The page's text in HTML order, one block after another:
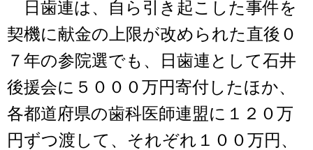
日歯連は、自ら引き起こした事件を
契機に献金の上限が改められた直後０
７年の参院選でも、日歯連として石井
後援会に５０００万円寄付したほか、
各都道府県の歯科医師連盟に１２０万
円ずつ渡して、それぞれ１００万円、